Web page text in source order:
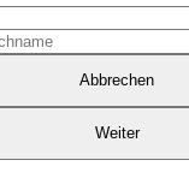
Abbrechen
Weiter